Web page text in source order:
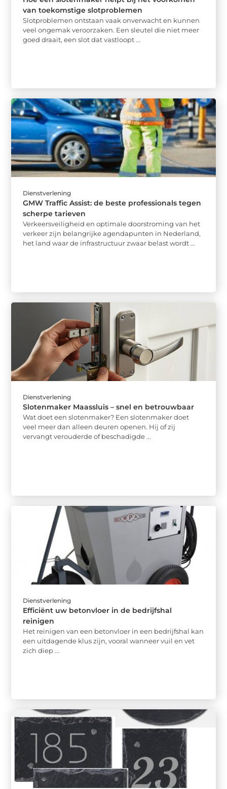
van toekomstige slotproblemen
Slotproblemen ontstaan vaak onverwacht en kunnen
veel ongemak veroorzaken. Een sleutel die niet meer
goed draait, een slot dat vastloopt ...
Dienstverlening
GMW Traffic Assist: de beste professionals tegen
scherpe tarieven
Verkeersveiligheid en optimale doorstroming van het
verkeer zijn belangrijke agendapunten in Nederland,
het land waar de infrastructuur zwaar belast wordt ...
Dienstverlening
Slotenmaker Maassluis – snel en betrouwbaar
Wat doet een slotenmaker? Een slotenmaker doet
veel meer dan alleen deuren openen. Hij of zij
vervangt verouderde of beschadigde ...
Dienstverlening
Efficiënt uw betonvloer in de bedrijfshal
reinigen
Het reinigen van een betonvloer in een bedrijfshal kan
een uitdagende klus zijn, vooral wanneer vuil en vet
zich diep ...